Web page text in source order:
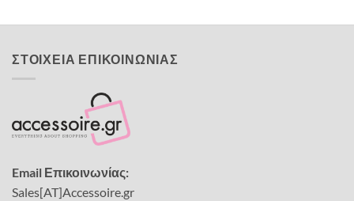
ΣΤΟΙΧΕΙΑ ΕΠΙΚΟΙΝΩΝΙΑΣ
Email Επικοινωνίας:
Sales[AT]Accessoire.gr